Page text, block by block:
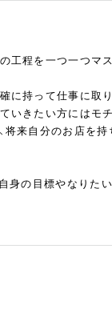
工程を一つ一つマ
に持って仕事に取
いきたい方にはモ
将来自分のお店を
身の目標やなりた